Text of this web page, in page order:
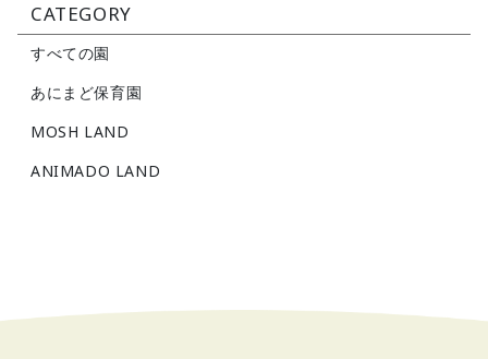
CATEGORY
すべての園
あにまど保育園
MOSH LAND
ANIMADO LAND